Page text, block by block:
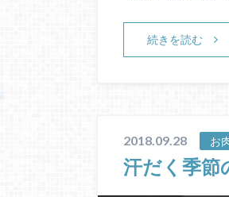
続きを読む
2018.09.28 お
汗だく季節